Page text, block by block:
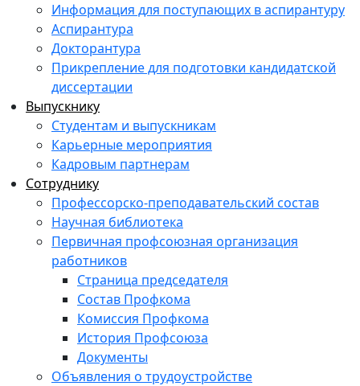
Информация для поступающих в аспирантуру
Аспирантура
Докторантура
Прикрепление для подготовки кандидатской
диссертации
Выпускнику
Студентам и выпускникам
Карьерные мероприятия
Кадровым партнерам
Сотруднику
Профессорско-преподавательский состав
Научная библиотека
Первичная профсоюзная организация
работников
Страница председателя
Состав Профкома
Комиссия Профкома
История Профсоюза
Документы
Объявления о трудоустройстве